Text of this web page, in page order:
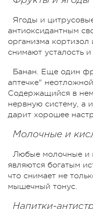
Ягоды и
антиоксидантным
организма
снимают усталость
Банан. Еще один
аптечке"
Содержащийся в
нервную систему, а
дарит хорошее
Молочные и
Любые молочные и
являются богатым
что снимает не
мышечный тонус.
Напитки-